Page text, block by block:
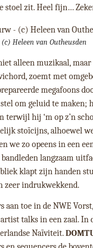
stoel zit. Heel fijn…
Heleen van Outheusden
alleen muzikaal, maar
zoemt met
megafoons
om geluid te maken;
hij ‘m op z’n
stoïcijns, alhoewel
we zo opeens in een
langzaam
klapt zijn handen
zeer indrukwekkend.
aan toe in de NWE
talks in een zaal. In
Naïviteit.